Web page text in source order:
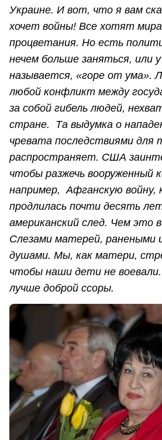
Украине. И вот, что я вам
хочет войны! Все хотят
процветания. Но есть
нечем больше заняться, или
называется, «горе от ума».
любой конфликт между
за собой гибель людей,
стране. Та выдумка о
чревата последствиями для
распространяет. США
чтобы разжечь вооруженный
например, Афганскую войну,
продлилась почти десять
американский след. Чем это
Слезами матерей, ранеными
душами. Мы, как матери,
чтобы наши дети не
лучше доброй ссоры.